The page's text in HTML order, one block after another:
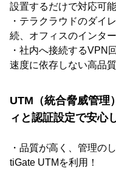
設置するだけで対応可能
・テラクラウドのダイ
続、オフィスのインタ
・社内へ接続するVPN
速度に依存しない高品質
UTM（統合脅威管理
ィと認証設定で安心
・品質が高く、管理の
tiGate UTMを利用！